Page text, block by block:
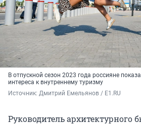
В отпускной сезон 2023 года россияне
интереса к внутреннему туризму
Источник: Дмитрий Емельянов / E1.RU
Руководитель архитектурного